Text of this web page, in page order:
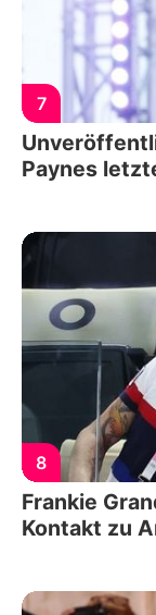
7
Paynes
8
Frankie
Kontakt zu